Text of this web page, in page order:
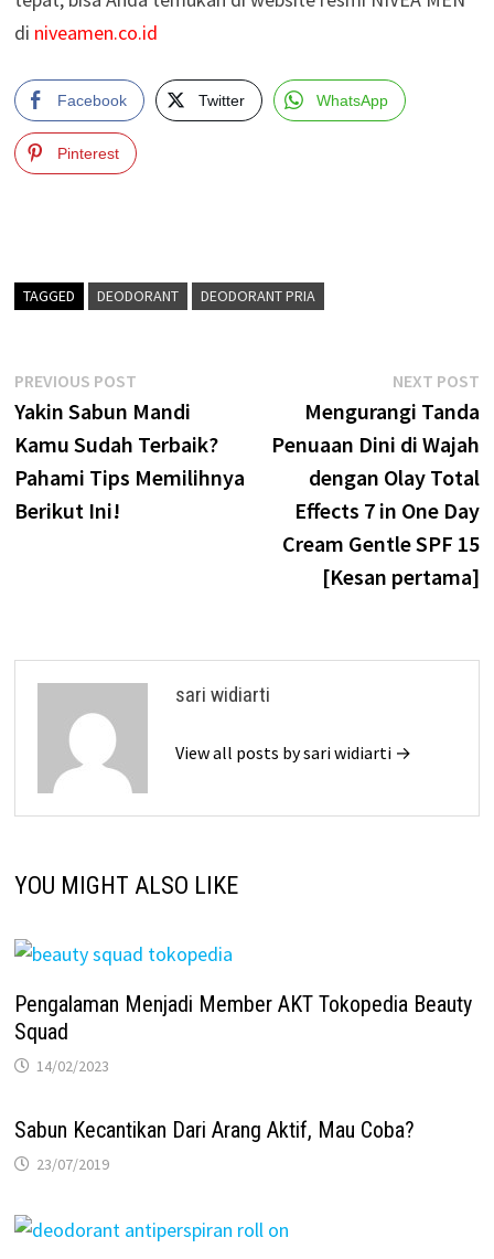
di niveamen.co.id
Facebook Twitter WhatsApp
Pinterest
TAGGED DEODORANT DEODORANT PRIA
Post
navigation
PREVIOUS POSTPrevious
post:
Yakin Sabun Mandi
Kamu Sudah Terbaik?
Pahami Tips Memilihnya
Berikut Ini!
NEXT POST
Mengurangi Tanda
Penuaan Dini di Wajah
dengan Olay Total
Effects 7 in One Day
Cream Gentle SPF 15
[Kesan pertama]
sari widiarti
View all posts by sari widiarti →
YOU MIGHT ALSO LIKE
Pengalaman Menjadi Member AKT Tokopedia Beauty
Squad
14/02/2023
Sabun Kecantikan Dari Arang Aktif, Mau Coba?
23/07/2019